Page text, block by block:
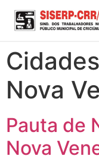
Nova
Pauta de
Nova